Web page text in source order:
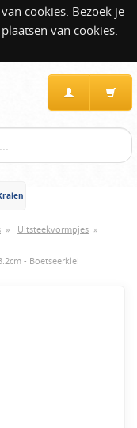
cookies. Bezoek je
van cookies.
» Uitsteekvormpjes »
- Boetseerklei